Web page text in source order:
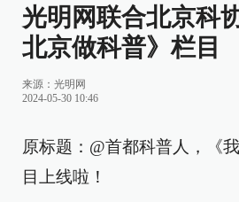
光明网联合北京科
北京做科普》栏目
来源：光明网
2024-05-30 10:46
原标题：@首都科普人，《
目上线啦！